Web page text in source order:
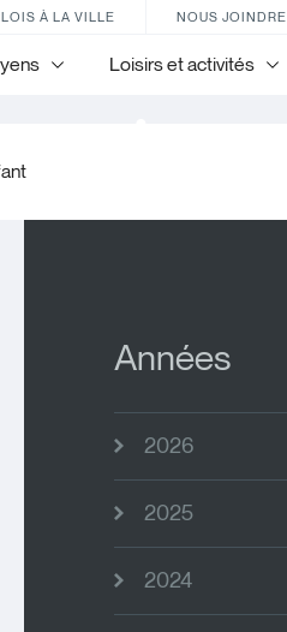
À LA VILLE NOUS JOINDRE
Loisirs et activités
Années
2026
2025
2024